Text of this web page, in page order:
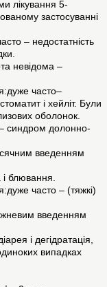
лікування 5-
застосуванні
– недостатність
невідома –
часто–
і хейліт. Були
оболонок.
синдром долонно-
введенням
і блювання.
часто – (тяжкі)
введенням
і дегідратація,
випадках